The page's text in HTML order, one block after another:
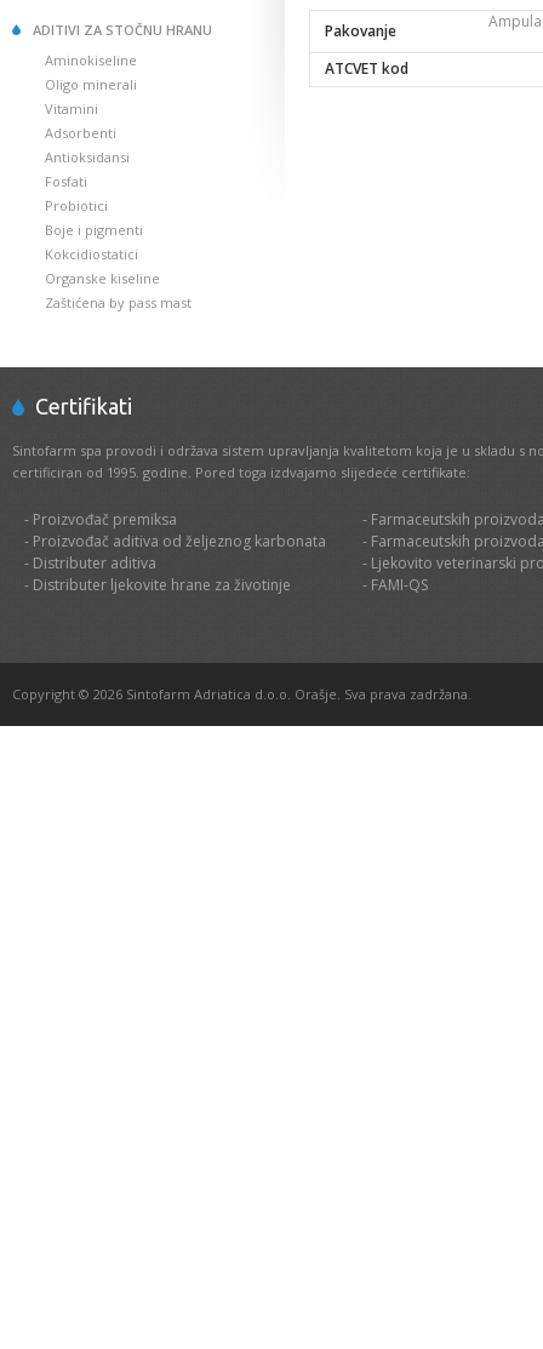
ADITIVI ZA STOČNU HRANU
Aminokiseline
Oligo minerali
Vitamini
Adsorbenti
Antioksidansi
Fosfati
Probiotici
Boje i pigmenti
Kokcidiostatici
Organske kiseline
Zaštićena by pass mast
Pakovanje
ATCVET kod
Certifikati
Sintofarm spa provodi i održava sistem upravljanja kvalitetom koja je u skladu s
certificiran od 1995. godine. Pored toga izdvajamo slijedeće certifikate:
- Proizvođač premiksa
- Proizvođač aditiva od željeznog karbonata
- Distributer aditiva
- Distributer ljekovite hrane za životinje
- Farmaceutskih
- Farmaceutskih
- Ljekovito veterinarski
- FAMI-QS
Copyright © 2026 Sintofarm Adriatica d.o.o. Orašje. Sva prava zadržana.